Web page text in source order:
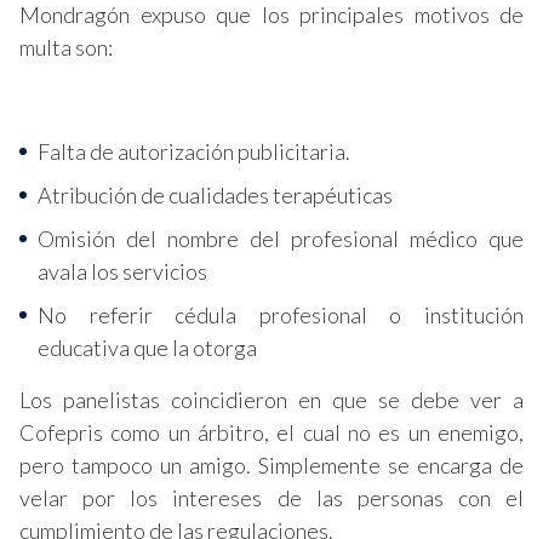
Mondragón expuso que los principales motivos de
multa son:
Falta de autorización publicitaria.
Atribución de cualidades terapéuticas
Omisión del nombre del profesional médico que
avala los servicios
No referir cédula profesional o institución
educativa que la otorga
Los panelistas coincidieron en que se debe ver a
Cofepris como un árbitro, el cual no es un enemigo,
pero tampoco un amigo. Simplemente se encarga de
velar por los intereses de las personas con el
cumplimiento de las regulaciones.